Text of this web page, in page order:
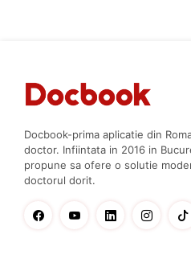
Docbook-prima aplicatie din
doctor. Infiintata in 2016 in
propune sa ofere o solutie
doctorul dorit.